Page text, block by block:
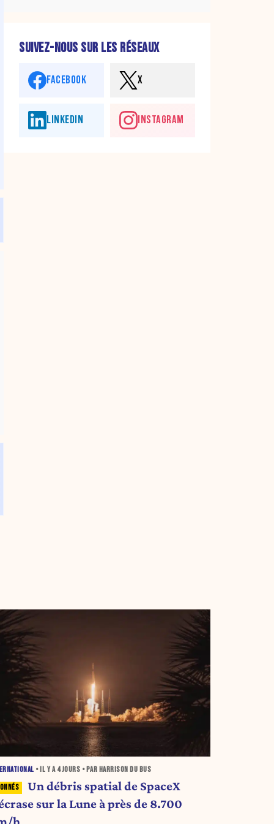
SUIVEZ-NOUS SUR LES RÉSEAUX
FACEBOOK X
LINKEDIN INSTAGRAM
• IL Y A 4 JOURS • PAR HARRISON DU BUS
Un débris spatial de SpaceX
sur la Lune à près de 8.700